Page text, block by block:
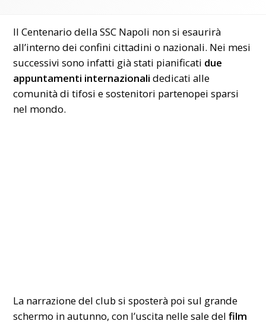
Il Centenario della SSC Napoli non si esaurirà
all’interno dei confini cittadini o nazionali. Nei mesi
successivi sono infatti già stati pianificati due
appuntamenti internazionali dedicati alle
comunità di tifosi e sostenitori partenopei sparsi
nel mondo.
La narrazione del club si sposterà poi sul grande
schermo in autunno, con l’uscita nelle sale delfilm